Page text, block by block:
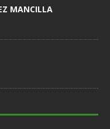
MANCILLA